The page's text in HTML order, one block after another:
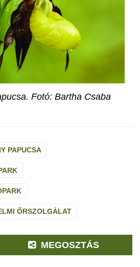
Fotó: Bartha Csaba
PAPUCSA
ŐRSZOLGÁLAT
MEGOSZTÁS